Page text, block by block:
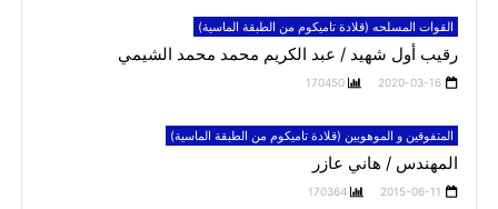
القوات المسلحه (قلادة تاميكوم من الطبقة الماسية)
رقيب أول شهيد / عبد الكريم محمد محمد الشيمي
2020-03-16
170450
المتفوقين و الموهوبين (قلادة تاميكوم من الطبقة الماسية)
المهندس / هاني عازر
2015-06-11
170364